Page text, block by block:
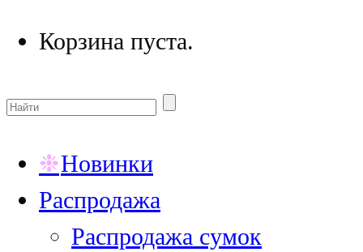
Корзина пуста.
Новинки
Распродажа
Распродажа сумок